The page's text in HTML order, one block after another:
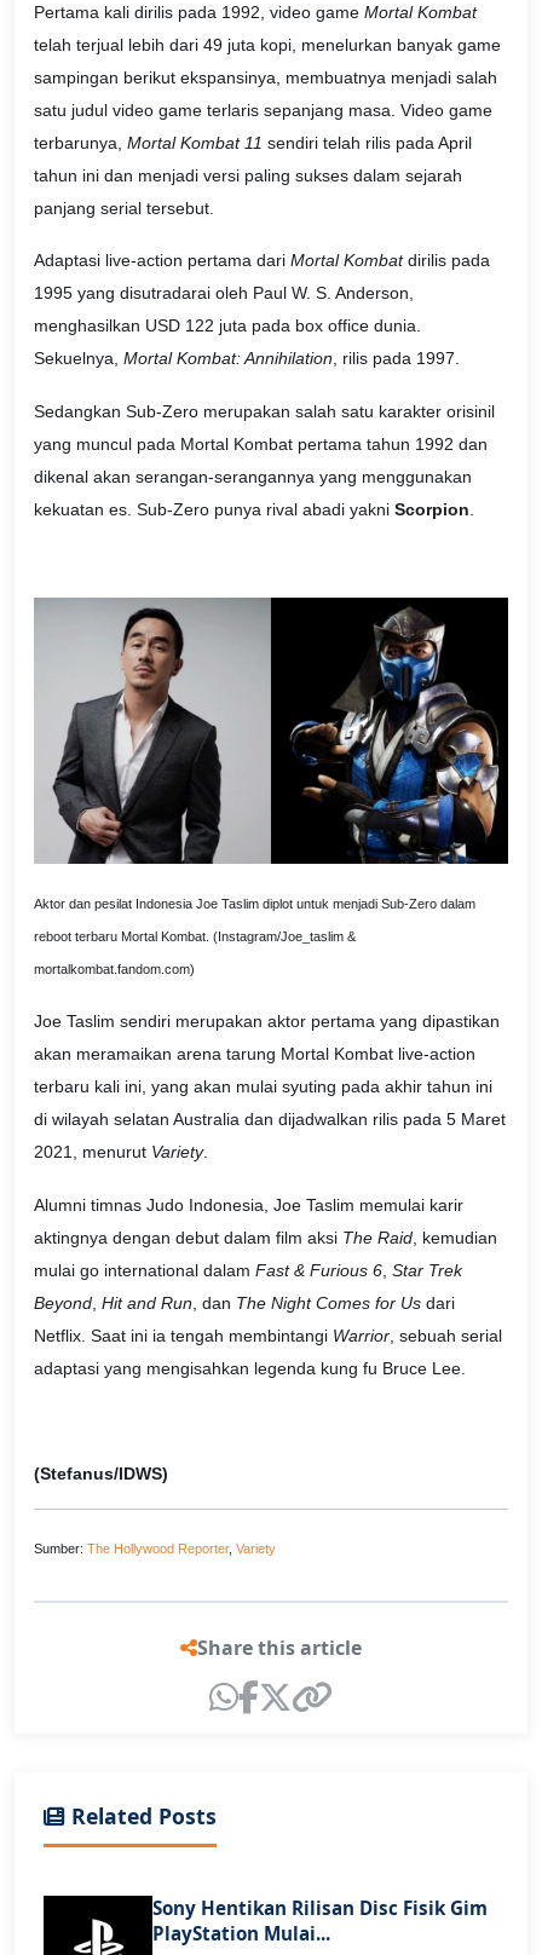
Pertama kali dirilis pada 1992, video game Mortal Kombat
telah terjual lebih dari 49 juta kopi, menelurkan banyak game
sampingan berikut ekspansinya, membuatnya menjadi salah
satu judul video game terlaris sepanjang masa. Video game
terbarunya, Mortal Kombat 11 sendiri telah rilis pada April
tahun ini dan menjadi versi paling sukses dalam sejarah
panjang serial tersebut.
Adaptasi live-action pertama dari Mortal Kombatdirilis pada
1995 yang disutradarai oleh Paul W. S. Anderson,
menghasilkan USD 122 juta pada box office dunia.
Sekuelnya, Mortal Kombat: Annihilation, rilis pada 1997.
Sedangkan Sub-Zero merupakan salah satu karakter orisinil
yang muncul pada Mortal Kombat pertama tahun 1992 dan
dikenal akan serangan-serangannya yang menggunakan
kekuatan es. Sub-Zero punya rival abadi yakni Scorpion.
Aktor dan pesilat Indonesia Joe Taslim diplot untuk menjadi Sub-Zero dalam
reboot terbaru Mortal Kombat. (Instagram/Joe_taslim &
mortalkombat.fandom.com)
Joe Taslim sendiri merupakan aktor pertama yang dipastikan
akan meramaikan arena tarung Mortal Kombat live-action
terbaru kali ini, yang akan mulai syuting pada akhir tahun ini
di wilayah selatan Australia dan dijadwalkan rilis pada 5 Maret
2021, menurut Variety.
Alumni timnas Judo Indonesia, Joe Taslim memulai karir
aktingnya dengan debut dalam film aksi The Raid , kemudian
mulai go international dalam Fast & Furious 6 Star Trek
Beyond Hit and Run , dan The Night Comes for Us dari
Netflix. Saat ini ia tengah membintangi Warrior , sebuah serial
adaptasi yang mengisahkan legenda kung fu Bruce Lee.
(Stefanus/IDWS)
Sumber: The Hollywood Reporter, Variety
Share this article
Related Posts
Sony Hentikan Rilisan Disc Fisik Gim
PlayStation Mulai...